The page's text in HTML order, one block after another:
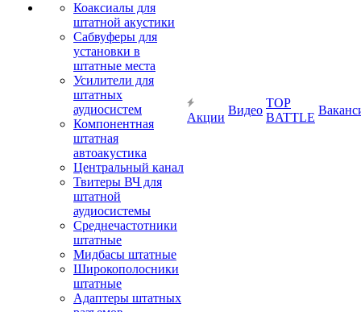
Коаксиалы для
штатной акустики
Сабвуферы для
установки в
штатные места
Усилители для
штатных
аудиосистем
Компонентная
штатная
автоакустика
Центральный канал
Твитеры ВЧ для
штатной
аудиосистемы
Среднечастотники
штатные
Мидбасы штатные
Широкополосники
штатные
Адаптеры штатных
Акции
Видео
TOP
BATTLE